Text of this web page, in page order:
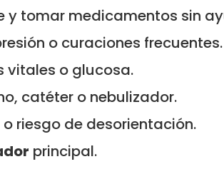
y tomar medicamentos sin
o curaciones frecuentes.
vitales o glucosa.
catéter o nebulizador.
o riesgo de desorientación.
principal.